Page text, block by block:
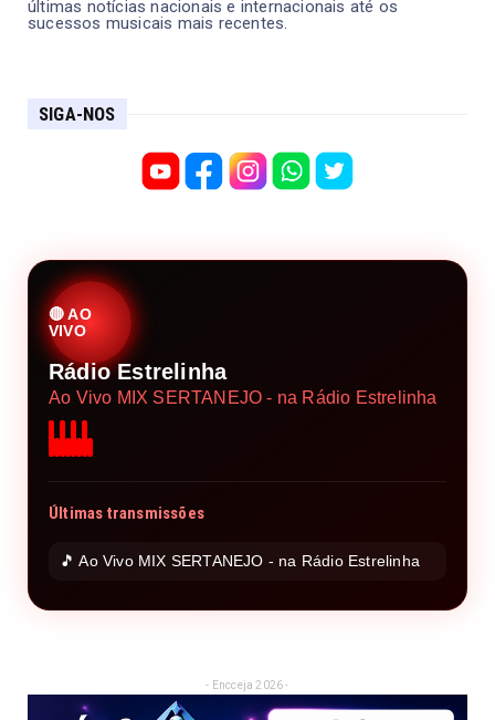
últimas notícias nacionais e internacionais até os
sucessos musicais mais recentes.
SIGA-NOS
🔴 AO
VIVO
Rádio Estrelinha
Ao Vivo MIX SERTANEJO - na Rádio Estrelinha
Últimas transmissões
🎵 Ao Vivo MIX SERTANEJO - na Rádio Estrelinha
- Encceja 2026 -